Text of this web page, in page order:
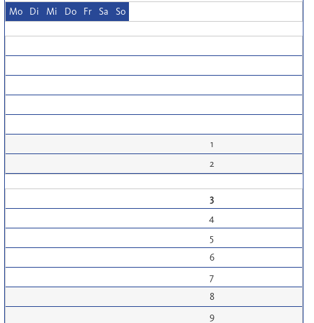
Mo Di Mi Do Fr Sa So
1
2
3
4
5
6
7
8
9